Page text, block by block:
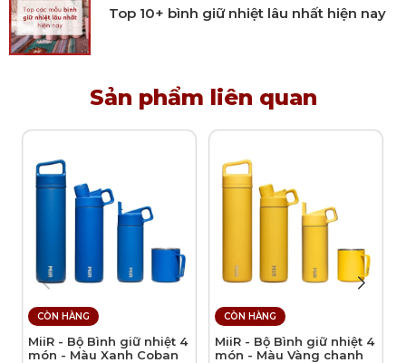
Top 10+ bình giữ nhiệt lâu nhất hiện nay
Sản phẩm liên quan
CÒN HÀNG
MiiR - Bộ Bình giữ nhiệt 4
món - Màu Xanh Coban
CÒN HÀNG
MiiR - Bộ Bình giữ nhiệt 4
món - Màu Vàng chanh